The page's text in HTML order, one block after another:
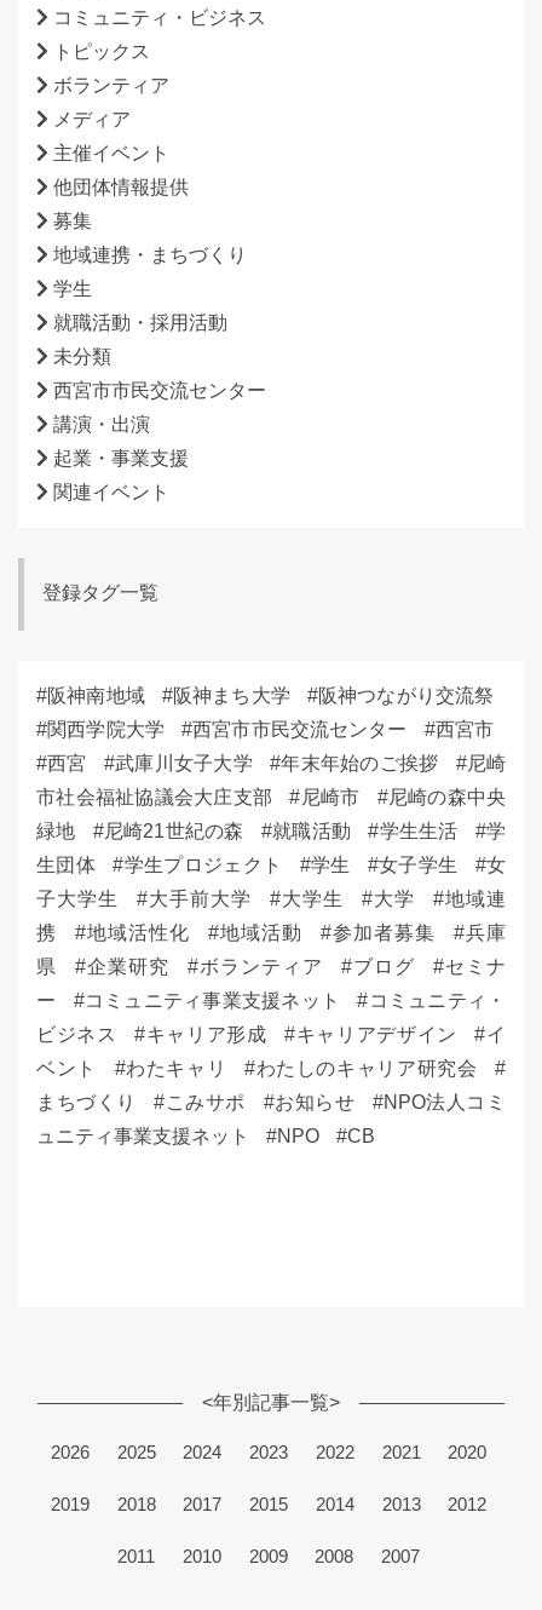
コミュニティ・ビジネス
トピックス
ボランティア
メディア
主催イベント
他団体情報提供
募集
地域連携・まちづくり
学生
就職活動・採用活動
未分類
西宮市市民交流センター
講演・出演
起業・事業支援
関連イベント
登録タグ一覧
阪神南地域 阪神まち大学
阪神つながり交流祭
関西学院大学
西宮市市民交流センター
西宮市
西宮
武庫川女子大学 年末年始のご挨拶
尼崎
市社会福祉協議会大庄支部
尼崎市
尼崎の森中央
緑地
尼崎21世紀の森 就職活動 学生生活
学
生団体
学生プロジェクト 学生 女子学生
女
子大学生
大手前大学 大学生 大学
地域連
携
地域活性化 地域活動 参加者募集
兵庫
県
企業研究 ボランティア ブログ
セミナ
ー
コミュニティ事業支援ネット
コミュニティ・
ビジネス
キャリア形成 キャリアデザイン
イ
ベント
わたキャリ
わたしのキャリア研究会
まちづくり
こみサポ お知らせ
NPO法人コミ
ュニティ事業支援ネット
NPO CB
<年別記事一覧>
2026 2025 2024 2023 2022 2021 2020
2019 2018 2017 2015 2014 2013 2012
2011 2010 2009 2008 2007